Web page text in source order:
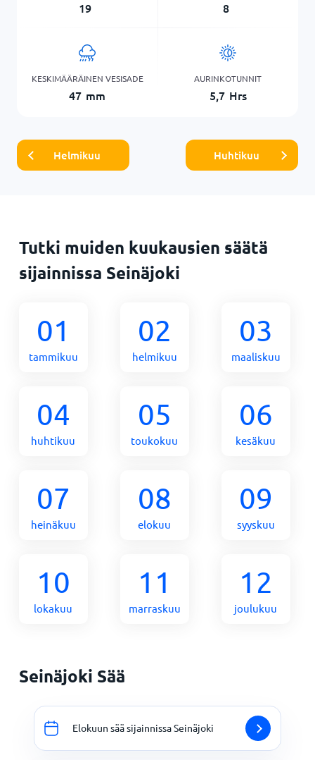
19 8
KESKIMÄÄRÄINEN VESISADE
47 mm
AURINKOTUNNIT
5,7 Hrs
Helmikuu Huhtikuu
Tutki muiden kuukausien säätä
sijainnissa Seinäjoki
01
tammikuu
02
helmikuu
03
maaliskuu
04
huhtikuu
05
toukokuu
06
kesäkuu
07
heinäkuu
08
elokuu
09
syyskuu
10
lokakuu
11
marraskuu
12
joulukuu
Seinäjoki Sää
Elokuun sää sijainnissa Seinäjoki